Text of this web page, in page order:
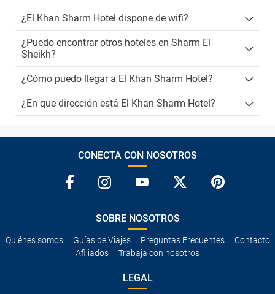
¿El Khan Sharm Hotel dispone de wifi?
¿Puedo encontrar otros hoteles en Sharm El
Sheikh?
¿Cómo puedo llegar a El Khan Sharm Hotel?
¿En que dirección está El Khan Sharm Hotel?
CONECTA CON NOSOTROS
SOBRE NOSOTROS
Quiénes somos Guías de Viajes Preguntas Frecuentes
Contacto
Afiliados
Trabaja con nosotros
LEGAL